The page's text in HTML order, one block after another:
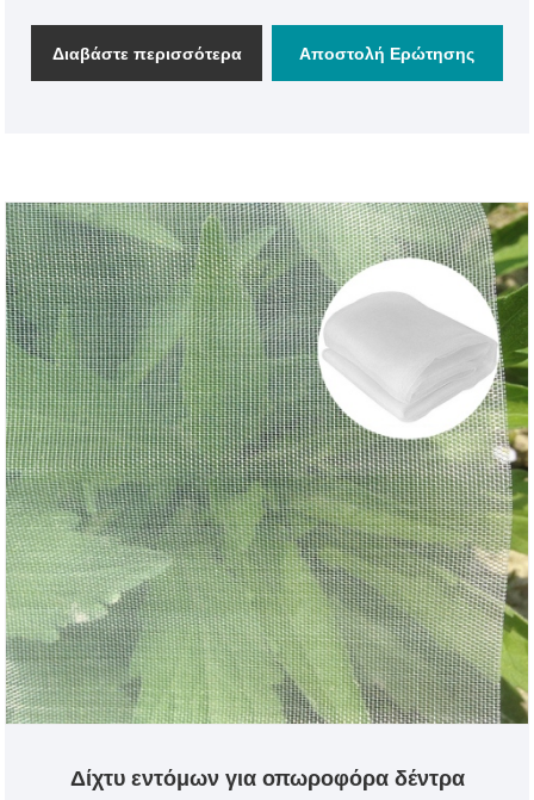
εργοστάσιο επικαλύψεων, εργοστάσιο ηλεκτρολυτικής
επιμετάλλωσης, μονάδα επεξεργασίας λυμάτων,
Διαβάστε περισσότερα Αποστολή Ερώτησης
Δίχτυ εντόμων για οπωροφόρα δέντρα